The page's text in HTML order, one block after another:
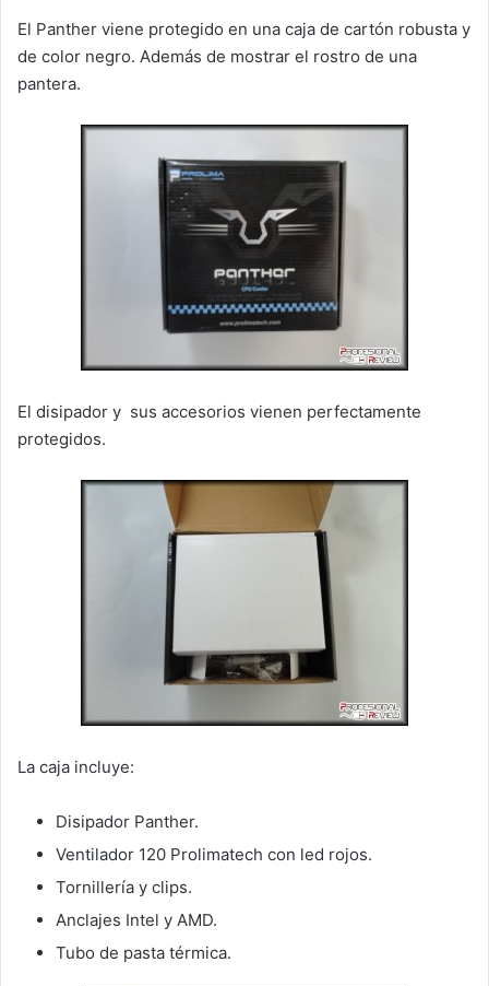
El Panther viene protegido en una caja de cartón robusta y
de color negro. Además de mostrar el rostro de una
pantera.
El disipador y sus accesorios vienen perfectamente
protegidos.
La caja incluye:
Disipador Panther.
Ventilador 120 Prolimatech con led rojos.
Tornillería y clips.
Anclajes Intel y AMD.
Tubo de pasta térmica.